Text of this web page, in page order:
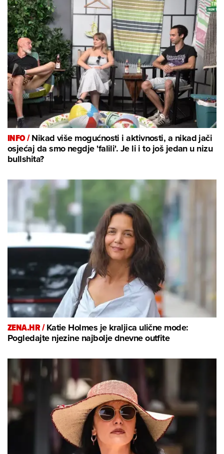
INFO /Nikad više mogućnosti i aktivnosti, a nikad jači
osjećaj da smo negdje 'falili'. Je li i to još jedan u nizu
bullshita?
ZENA.HR /Katie Holmes je kraljica ulične mode:
Pogledajte njezine najbolje dnevne outfite